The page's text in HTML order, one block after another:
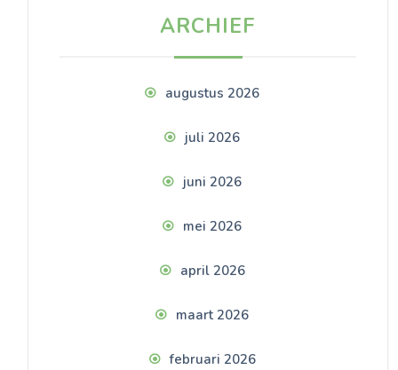
ARCHIEF
augustus 2026
juli 2026
juni 2026
mei 2026
april 2026
maart 2026
februari 2026